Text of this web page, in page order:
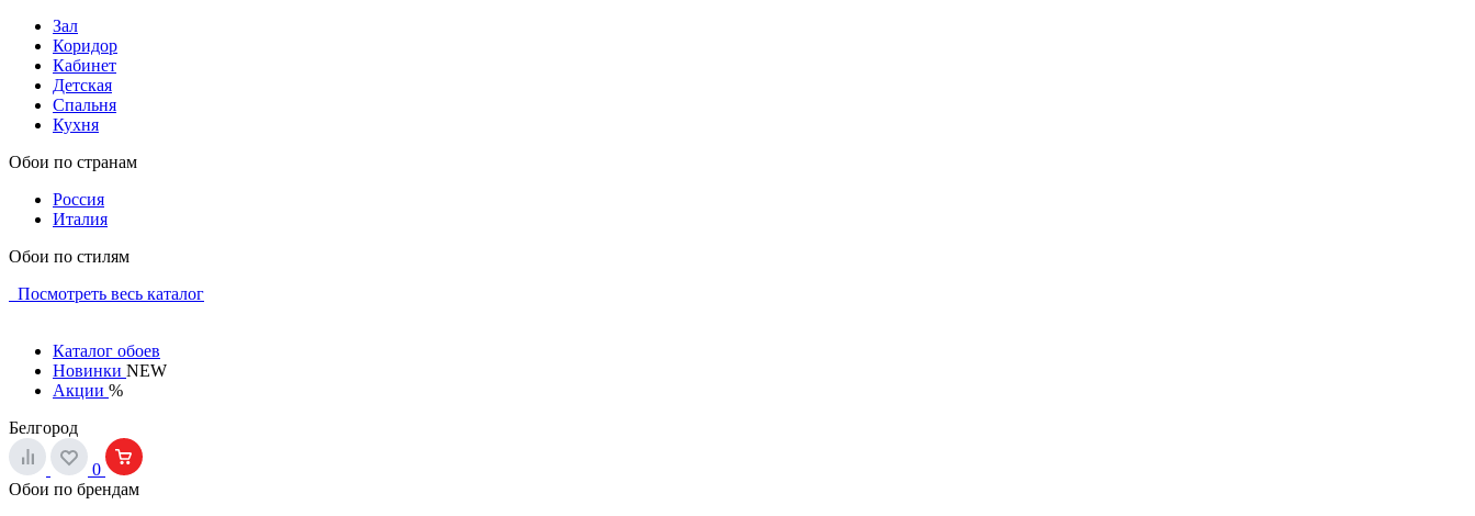
Зал
Коридор
Кабинет
Детская
Спальня
Кухня
Обои по странам
Россия
Италия
Обои по стилям
Посмотреть весь каталог
Каталог обоев
Новинки NEW
Акции %
Белгород
0
Обои по брендам